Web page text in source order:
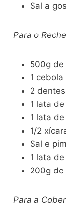
Sal a
Para o
500g de
1
2
1 lata
1 lata
1/2
Sal e
1 lata
200g de
Para a